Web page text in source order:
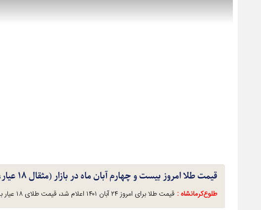
قیمت طلا امروز بیست و چهارم آبان ماه در بازار (مثقال ۱۸ عیار، طلا گرم ۱۸ عیار)
طلوع‌‌کرمانشاه : قیمت طلا برای امروز ۲۴ آبان ۱۴۰۱ اعلام شد، قیمت طلای ۱۸ عیار به ۱ میلیون و ۵۱۸ هزار ۶۹ تومان رسید.